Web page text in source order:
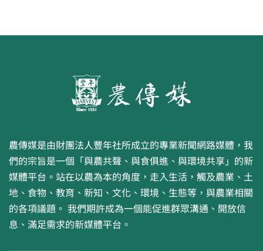
農傳媒是由財團法人豐年社所成立的專業新聞網路媒體，我
們的宗旨是一個「與農共聲、與食俱進、與環境共享」的新
媒體平台。站在以農為本的角度，走入生活，觸及農業、土
地、食物、教育、新知、文化、環境、生態等，與農業相關
的各項議題。 我們期許成為一個能促進群眾溝通、開放信
息、滿足需求的新媒體平台。